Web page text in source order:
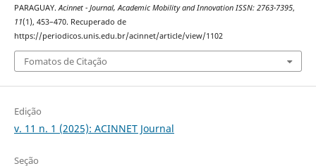
PARAGUAY.Acinnet - Journal, Academic Mobility and Innovation ISSN: 2763-7395,
11(1), 453–470. Recuperado de
https://periodicos.unis.edu.br/acinnet/article/view/1102
Fomatos de Citação
Edição
v. 11 n. 1 (2025): ACINNET Journal
Seção